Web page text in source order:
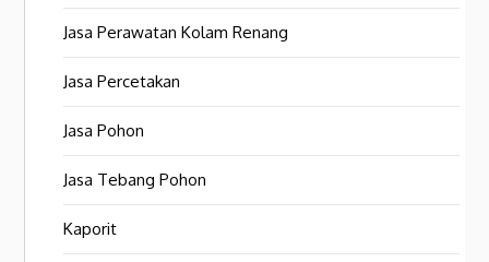
Jasa Perawatan Kolam Renang
Jasa Percetakan
Jasa Pohon
Jasa Tebang Pohon
Kaporit